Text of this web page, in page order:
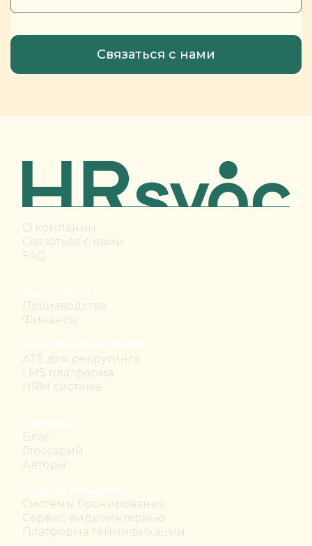
О компании
Связаться с нами
FAQ
Производство
Финансы
ATS для рекрутинга
LMS платформа
HRM система
Блог
Глоссарий
Авторы
Системы бронирования
Сервис видеоинтервью
Платформа геймификации